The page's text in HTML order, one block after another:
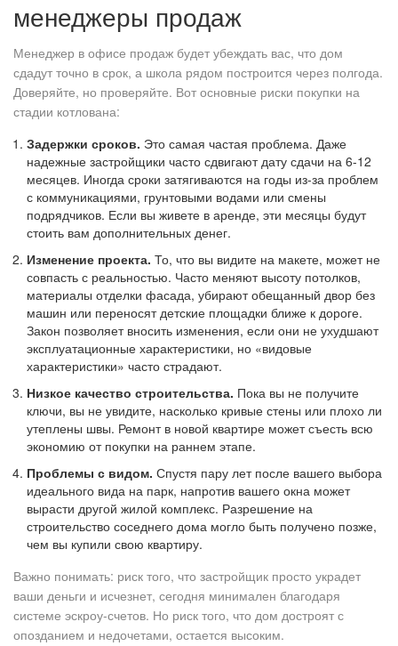
менеджеры продаж
Менеджер в офисе продаж будет убеждать вас, что дом
сдадут точно в срок, а школа рядом построится через полгода.
Доверяйте, но проверяйте. Вот основные риски покупки на
стадии котлована:
Задержки сроков. Это самая частая проблема. Даже
надежные застройщики часто сдвигают дату сдачи на 6-12
месяцев. Иногда сроки затягиваются на годы из-за проблем
с коммуникациями, грунтовыми водами или смены
подрядчиков. Если вы живете в аренде, эти месяцы будут
стоить вам дополнительных денег.
Изменение проекта. То, что вы видите на макете, может не
совпасть с реальностью. Часто меняют высоту потолков,
материалы отделки фасада, убирают обещанный двор без
машин или переносят детские площадки ближе к дороге.
Закон позволяет вносить изменения, если они не ухудшают
эксплуатационные характеристики, но «видовые
характеристики» часто страдают.
Низкое качество строительства. Пока вы не получите
ключи, вы не увидите, насколько кривые стены или плохо ли
утеплены швы. Ремонт в новой квартире может съесть всю
экономию от покупки на раннем этапе.
Проблемы с видом. Спустя пару лет после вашего выбора
идеального вида на парк, напротив вашего окна может
вырасти другой жилой комплекс. Разрешение на
строительство соседнего дома могло быть получено позже,
чем вы купили свою квартиру.
Важно понимать: риск того, что застройщик просто украдет
ваши деньги и исчезнет, сегодня минимален благодаря
системе эскроу-счетов. Но риск того, что дом достроят с
опозданием и недочетами, остается высоким.